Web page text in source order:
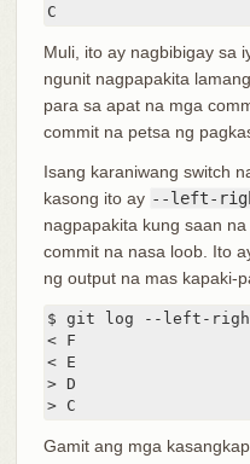
C
Muli, ito ay nagbibigay sa
ngunit nagpapakita
para sa apat na mga
commit na petsa ng
Isang karaniwang switch
kasong ito ay --left-
nagpapakita kung saan
commit na nasa loob. Ito
ng output na mas kapaki-
$ git log --left-right
< F
< E
> D
> C
Gamit ang mga